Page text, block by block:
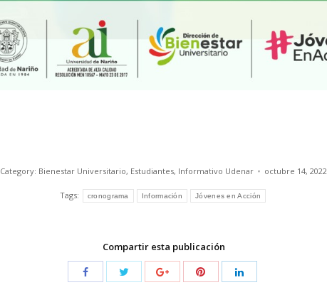
Category: Bienestar Universitario, Estudiantes, Informativo Udenar octubre 14, 2022
Tags: cronograma Información Jóvenes en Acción
Compartir esta publicación